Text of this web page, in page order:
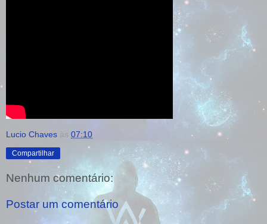
Lucio Chaves às 07:10
Compartilhar
Nenhum comentário:
Postar um comentário